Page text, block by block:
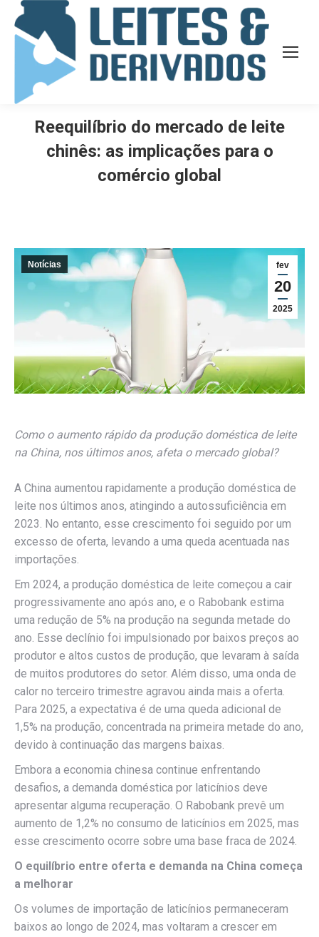
Reequilíbrio do mercado de leite
chinês: as implicações para o
comércio global
fev
20
2025
Notícias
Como o aumento rápido da produção doméstica de leite
na China, nos últimos anos, afeta o mercado global?
A China aumentou rapidamente a produção doméstica de
leite nos últimos anos, atingindo a autossuficiência em
2023. No entanto, esse crescimento foi seguido por um
excesso de oferta, levando a uma queda acentuada nas
importações.
Em 2024, a produção doméstica de leite começou a cair
progressivamente ano após ano, e o Rabobank estima
uma redução de 5% na produção na segunda metade do
ano. Esse declínio foi impulsionado por baixos preços ao
produtor e altos custos de produção, que levaram à saída
de muitos produtores do setor. Além disso, uma onda de
calor no terceiro trimestre agravou ainda mais a oferta.
Para 2025, a expectativa é de uma queda adicional de
1,5% na produção, concentrada na primeira metade do ano,
devido à continuação das margens baixas.
Embora a economia chinesa continue enfrentando
desafios, a demanda doméstica por laticínios deve
apresentar alguma recuperação. O Rabobank prevê um
aumento de 1,2% no consumo de laticínios em 2025, mas
esse crescimento ocorre sobre uma base fraca de 2024.
O equilíbrio entre oferta e demanda na China começa
a melhorar
Os volumes de importação de laticínios permaneceram
baixos ao longo de 2024, mas voltaram a crescer em